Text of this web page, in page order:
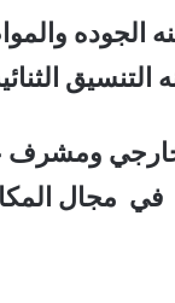
الجوده
ومشرف
في مجال